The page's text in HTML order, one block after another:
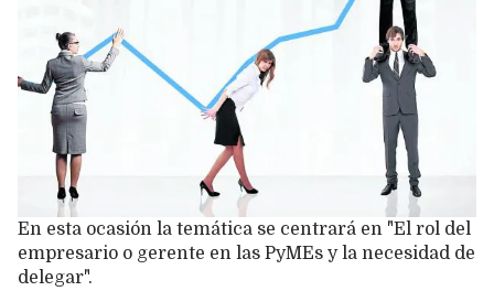
En esta ocasión la temática se centrará en "El rol del
empresario o gerente en las PyMEs y la necesidad de
delegar".